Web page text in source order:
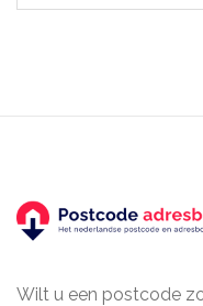
Wilt u een postcode